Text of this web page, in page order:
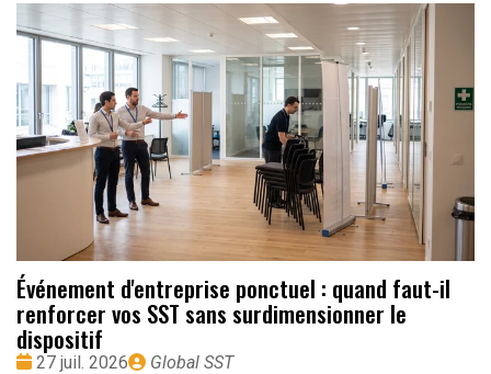
Événement d'entreprise ponctuel : quand faut-il
renforcer vos SST sans surdimensionner le
dispositif
Date
27 juil. 2026
Publié
Global SST